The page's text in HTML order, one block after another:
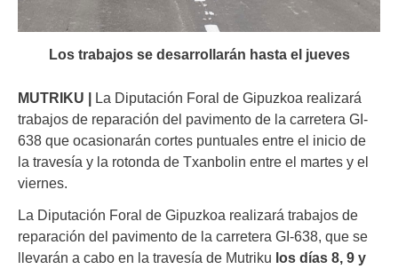
Los trabajos se desarrollarán hasta el jueves
MUTRIKU | La Diputación Foral de Gipuzkoa realizará
trabajos de reparación del pavimento de la carretera GI-
638 que ocasionarán cortes puntuales entre el inicio de
la travesía y la rotonda de Txanbolin entre el martes y el
viernes.
La Diputación Foral de Gipuzkoa realizará trabajos de
reparación del pavimento de la carretera GI-638, que se
llevarán a cabo en la travesía de Mutriku los días 8, 9 y